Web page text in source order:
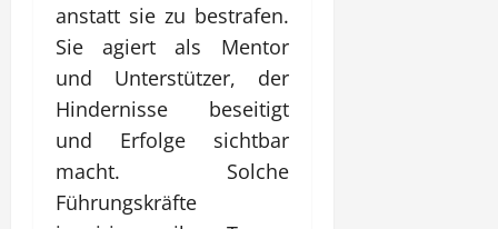
anstatt sie zu bestrafen.
Sie agiert als Mentor
und Unterstützer, der
Hindernisse beseitigt
und Erfolge sichtbar
macht. Solche
Führungskräfte